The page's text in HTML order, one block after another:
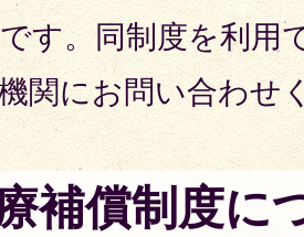
す。同制度を利用
関にお問い合わせ
補償制度に